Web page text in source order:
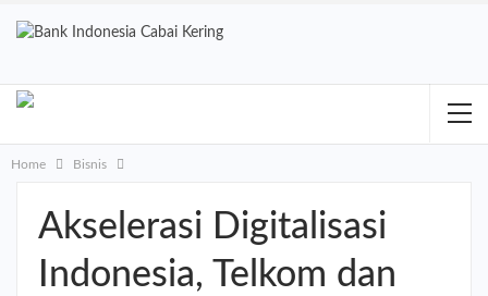
Home Bisnis
Akselerasi Digitalisasi
Indonesia, Telkom dan